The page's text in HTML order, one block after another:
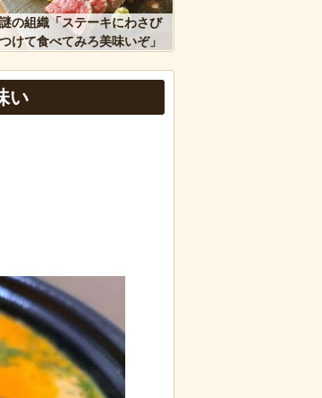
千人をウソ発見器にかける方針
ん
焼きやるでー
」あるX民の暗室から発掘されたというノベルティグ
ぐらいするサプリ飲んどるんやが
で行列、出来ない
謎の組織「ステーキにわさび
つけて食べてみろ美味いぞ」
い